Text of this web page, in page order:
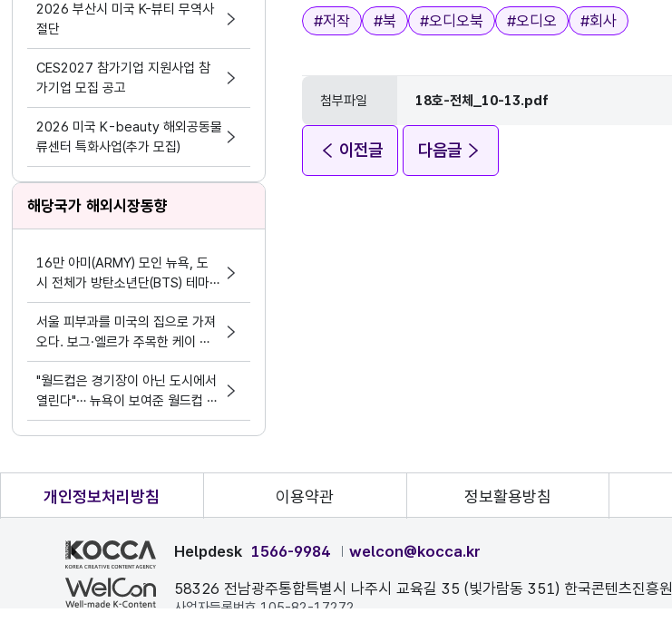
2026 부산시 미국 K-뷰티 무역사
절단
CES2027 참가기업 지원사업 참
가기업 모집 공고
2026 미국 K-beauty 해외공동물
류센터 특화사업(추가 모집)
해당국가 해외시장동향
16만 아미(ARMY) 모인 뉴욕, 도
시 전체가 방탄소년단(BTS) 테마
파크가 됐다.
서울 피부과를 미국의 집으로 가져
오다. 보그·엘르가 주목한 케이 뷰
티 디바이스 혁명
"월드컵은 경기장이 아닌 도시에서
열린다"… 뉴욕이 보여준 월드컵 문
화정책
태그
#저작 #북 #오디오북 #오디오 #회사
첨부파일 18호-전체_10-13.pdf
이전글 다음글
개인정보처리방침 이용약관 정보활용방침
Helpdesk 1566-9984 welcon@kocca.kr
58326 전남광주통합특별시 나주시 교육길 35 (빛가람동 351) 한국콘텐츠진흥원
사업자등록번호 105-82-17272